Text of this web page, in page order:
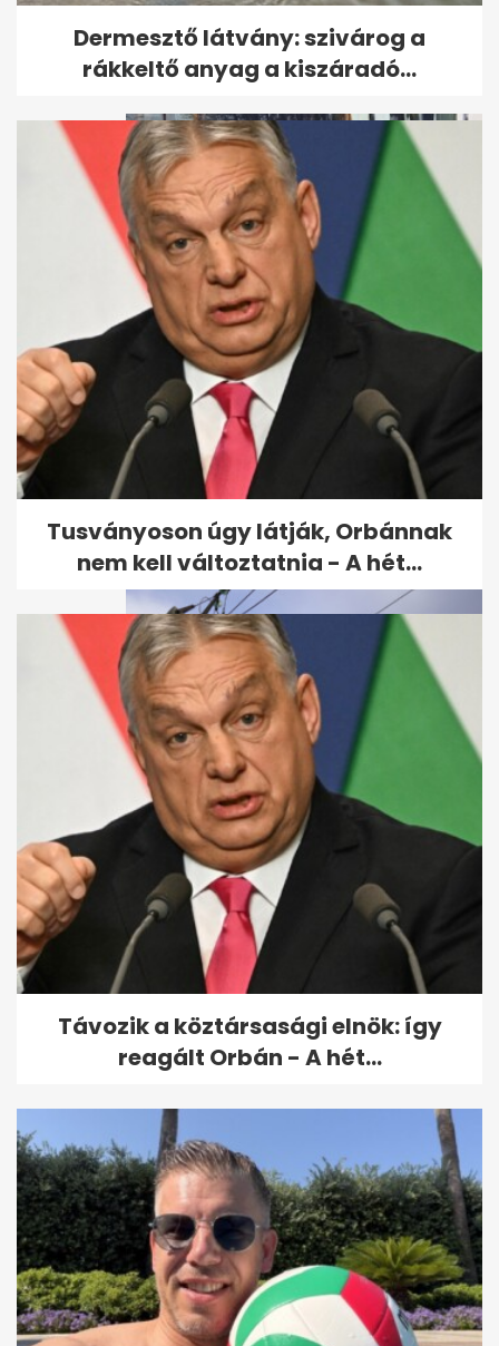
"El tudja hitetni, hogy aranyos,
kedves, szelíd állat" - egy...
Gyula, a Volánbusz sofőrje
mentette meg Lukréciát, a
kismacskát
Már egymásra is fegyvert
fognak az orosz katonák a
brit...
Dermesztő látvány: szivárog a
rákkeltő anyag a kiszáradó...
Tusványoson úgy látják, Orbánnak
nem kell változtatnia - A hét...
Távozik a köztársasági elnök: így
reagált Orbán - A hét...